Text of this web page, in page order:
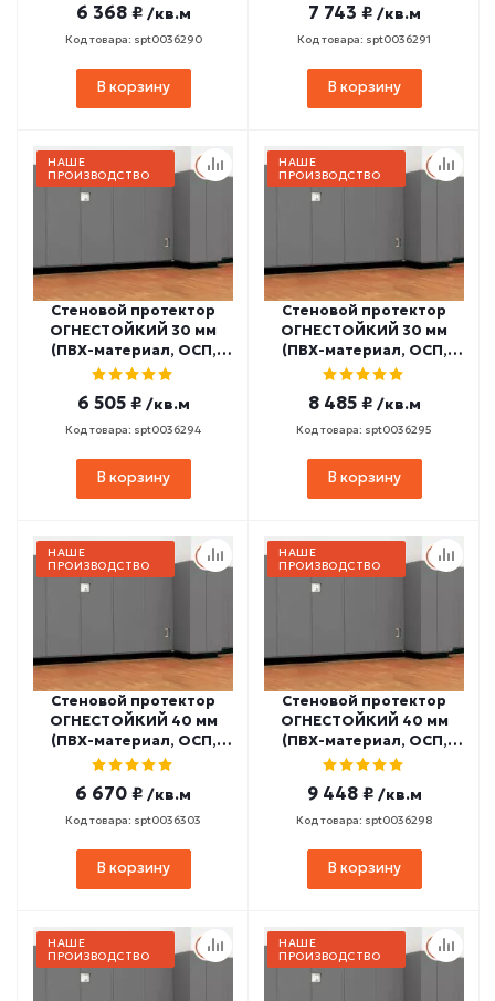
СПГ1-9
6 368 ₽ /кв.м
Код товара: spt0036290
В корзину
СПГ1-10
7 743 ₽ /кв.м
Код товара: spt0036291
В корзину
НАШЕ
ПРОИЗВОДСТВО
Стеновой протектор
ОГНЕСТОЙКИЙ 30 мм
(ПВХ-материал, ОСП,
НПЭ 22 кг/м3,
СПГ1-11
6 505 ₽ /кв.м
Код товара: spt0036294
В корзину
НАШЕ
ПРОИЗВОДСТВО
Стеновой протектор
ОГНЕСТОЙКИЙ 30 мм
(ПВХ-материал, ОСП,
ППЭ 30 кг/м3,
СПГ1-12
8 485 ₽ /кв.м
Код товара: spt0036295
В корзину
НАШЕ
ПРОИЗВОДСТВО
Стеновой протектор
ОГНЕСТОЙКИЙ 40 мм
(ПВХ-материал, ОСП,
НПЭ 22 кг/м3,
СПГ1-13
6 670 ₽ /кв.м
Код товара: spt0036303
В корзину
НАШЕ
ПРОИЗВОДСТВО
Стеновой протектор
ОГНЕСТОЙКИЙ 40 мм
(ПВХ-материал, ОСП,
ППЭ 30 кг/м3,
СПГ1-14
9 448 ₽ /кв.м
Код товара: spt0036298
В корзину
НАШЕ
ПРОИЗВОДСТВО
НАШЕ
ПРОИЗВОДСТВО